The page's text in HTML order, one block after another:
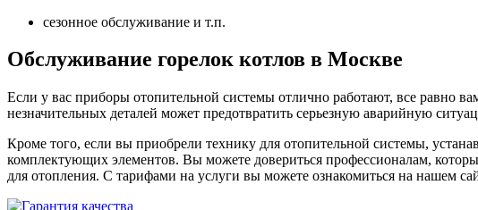
сезонное обслуживание и т.п.
Обслуживание горелок котлов в Москве
Если у вас приборы отопительной системы отлично работают, все равно
незначительных деталей может предотвратить серьезную аварийную
Кроме того, если вы приобрели технику для отопительной системы,
комплектующих элементов. Вы можете довериться профессионалам,
для отопления. С тарифами на услуги вы можете ознакомиться на нашем